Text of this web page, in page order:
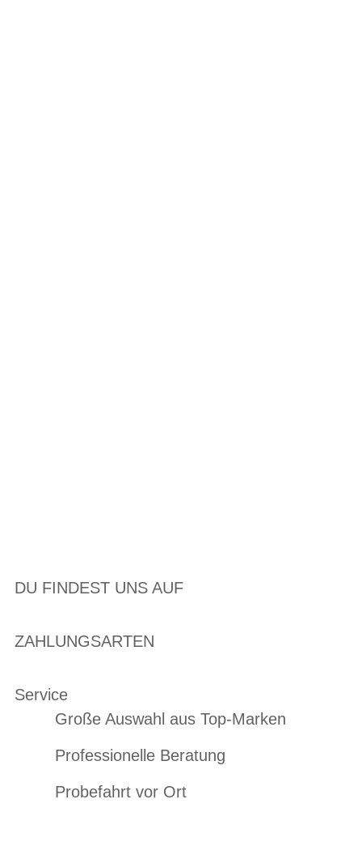
DU FINDEST UNS AUF
ZAHLUNGSARTEN
Service
Große Auswahl aus Top-Marken
Professionelle Beratung
Probefahrt vor Ort